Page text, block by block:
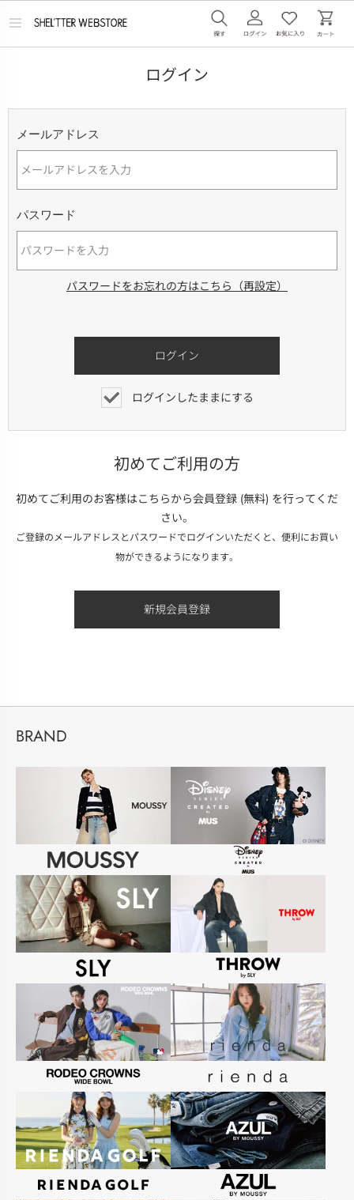
メ
ログイン
メールアドレス
パスワード
パスワードをお忘れの方はこちら（再設定）
ログインしたままにする
初めてご利用の方
初めてご利用のお客様はこちらから会員登録 (無料) を行ってくだ
さい。
ご登録のメールアドレスとパスワードでログインいただくと、便利にお買い
物ができるようになります。
BRAND